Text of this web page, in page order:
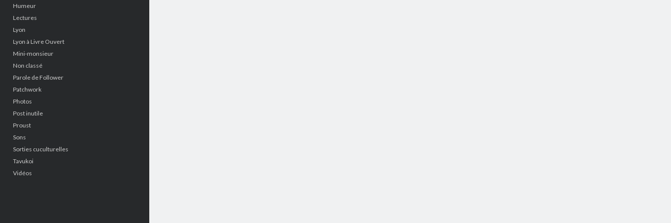
Humeur
Lectures
Lyon
Lyon à Livre Ouvert
Mini-monsieur
Non classé
Parole de Follower
Patchwork
Photos
Post inutile
Proust
Sons
Sorties cuculturelles
Tavukoi
Vidéos